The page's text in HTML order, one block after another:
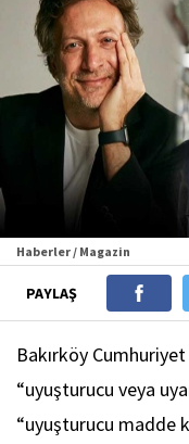
Haberler / Magazin
PAYLAŞ
Bakırköy Cumhuriyet
“uyuşturucu veya
“uyuşturucu madde